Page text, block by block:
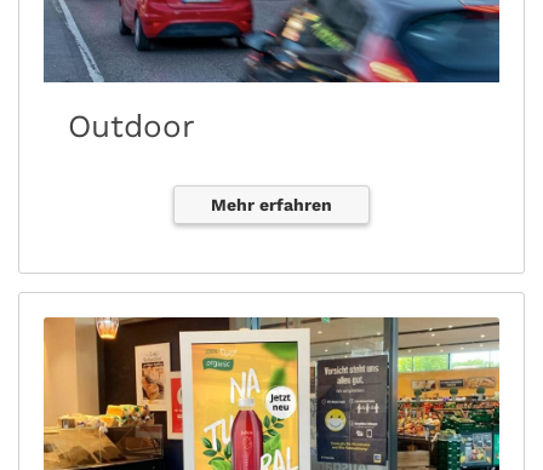
Outdoor
Mehr erfahren